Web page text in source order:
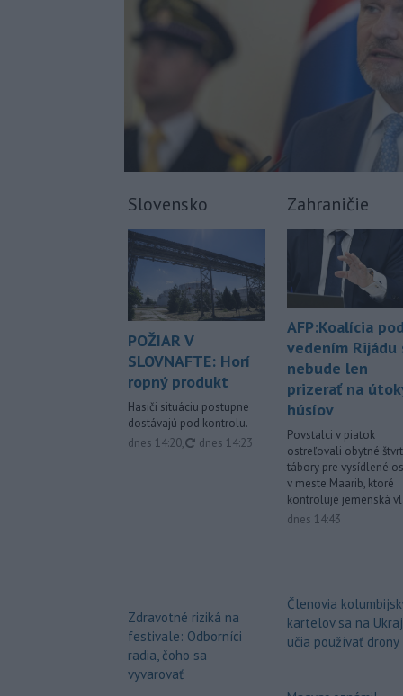
Slovensko
POŽIAR V
SLOVNAFTE: Horí
ropný produkt
Hasiči situáciu postupne
dostávajú pod kontrolu.
dnes 14:20, aktualizované
dnes 14:23
Zdravotné riziká na
festivale: Odborníci
radia, čoho sa
vyvarovať
Zahraničie
AFP:Koalícia pod
vedením Rijádu
nebude len
prizerať na
húsíov
Povstalci v piatok
ostreľovali obytné
tábory pre vysídlené
v meste Maarib, ktoré
kontroluje jemenská
dnes 14:43
Členovia
kartelov sa na
učia používať drony